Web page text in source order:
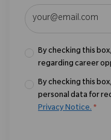
By checking this
regarding career
By checking this
personal data for
Privacy Notice. *